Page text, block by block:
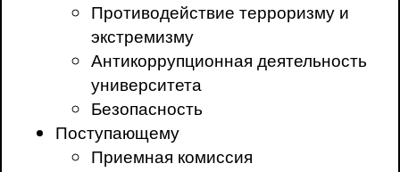
Противодействие терроризму и
экстремизму
Антикоррупционная деятельность
университета
Безопасность
Поступающему
Приемная комиссия